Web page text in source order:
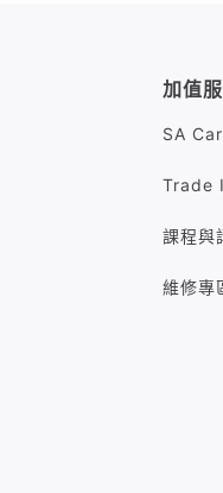
加值
SA
Trade
課程與
維修專